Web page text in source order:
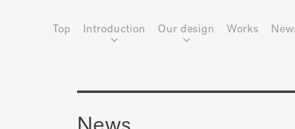
Top Introduction Our design Works